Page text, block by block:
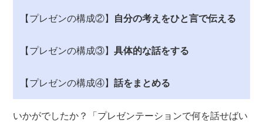
【プレゼンの構成②】 自分の考えをひと言で伝える
【プレゼンの構成③】具体的な話をする
【プレゼンの構成④】話をまとめる
いかがでしたか？「プレゼンテーションで何を話せばい